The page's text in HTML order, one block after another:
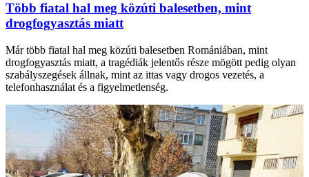
Több fiatal hal meg közúti balesetben, mint
drogfogyasztás miatt
Már több fiatal hal meg közúti balesetben Romániában, mint
drogfogyasztás miatt, a tragédiák jelentős része mögött pedig olyan
szabályszegések állnak, mint az ittas vagy drogos vezetés, a
telefonhasználat és a figyelmetlenség.